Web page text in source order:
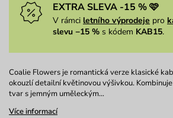
EXTRA SLEVA -15 % 🩷
V rámci letního výprodeje pro
slevu −15 % s kódem KAB15.
Coalie Flowers je romantická verze klasické
okouzlí detailní květinovou výšivkou.
tvar s jemným uměleckým…
Více informací